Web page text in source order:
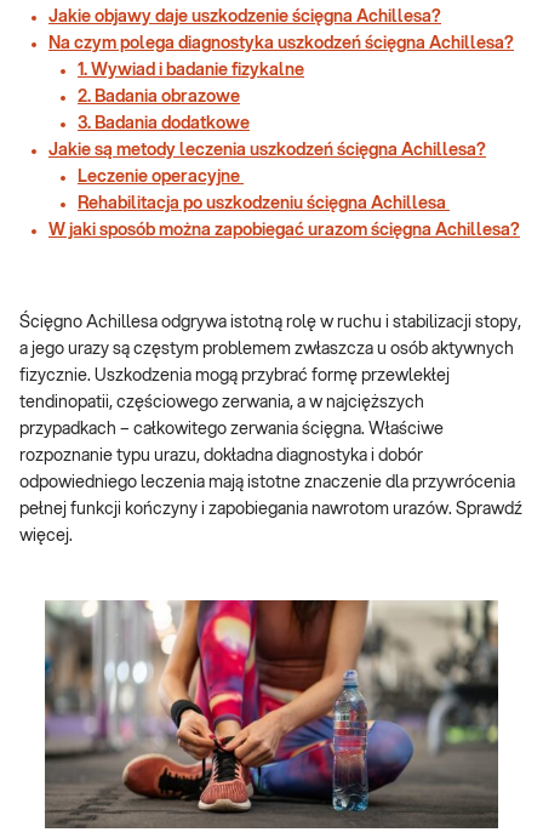
Jakie objawy daje uszkodzenie ścięgna Achillesa?
Na czym polega diagnostyka uszkodzeń ścięgna Achillesa?
1. Wywiad i badanie fizykalne
2. Badania obrazowe
3. Badania dodatkowe
Jakie są metody leczenia uszkodzeń ścięgna Achillesa?
Leczenie operacyjne
Rehabilitacja po uszkodzeniu ścięgna Achillesa
W jaki sposób można zapobiegać urazom ścięgna Achillesa?
Ścięgno Achillesa odgrywa istotną rolę w ruchu i stabilizacji stopy,
a jego urazy są częstym problemem zwłaszcza u osób aktywnych
fizycznie. Uszkodzenia mogą przybrać formę przewlekłej
tendinopatii, częściowego zerwania, a w najcięższych
przypadkach – całkowitego zerwania ścięgna. Właściwe
rozpoznanie typu urazu, dokładna diagnostyka i dobór
odpowiedniego leczenia mają istotne znaczenie dla przywrócenia
pełnej funkcji kończyny i zapobiegania nawrotom urazów. Sprawdź
więcej.